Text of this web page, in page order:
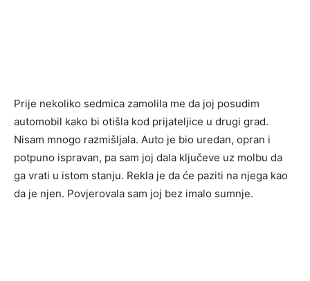
Prije nekoliko sedmica zamolila me da joj posudim
automobil kako bi otišla kod prijateljice u drugi grad.
Nisam mnogo razmišljala. Auto je bio uredan, opran i
potpuno ispravan, pa sam joj dala ključeve uz molbu da
ga vrati u istom stanju. Rekla je da će paziti na njega kao
da je njen. Povjerovala sam joj bez imalo sumnje.